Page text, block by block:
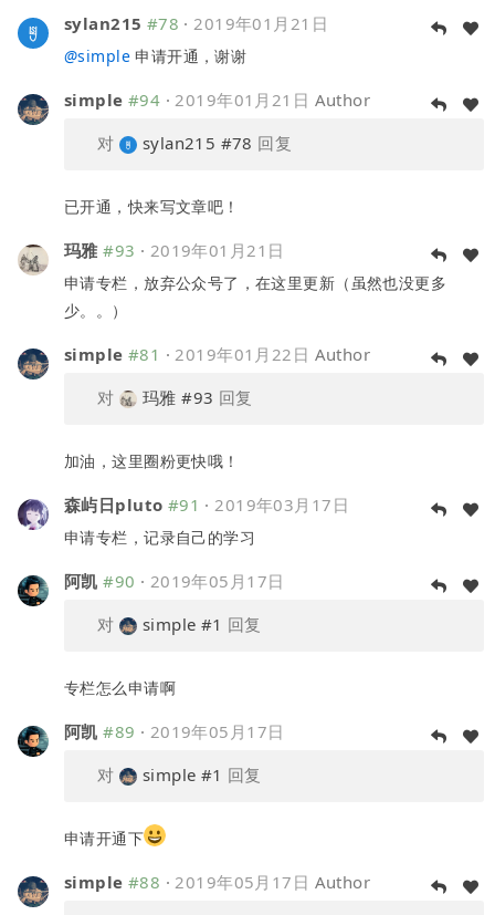
sylan215 #78 · 2019年01月21日
@simple申请开通，谢谢
simple #94 · 2019年01月21日 Author
对
sylan215 #78 回复
已开通，快来写文章吧！
玛雅 #93 · 2019年01月21日
申请专栏，放弃公众号了，在这里更新（虽然也没更多
少。。）
simple #81 · 2019年01月22日 Author
对
玛雅 #93 回复
加油，这里圈粉更快哦！
森屿日pluto #91 · 2019年03月17日
申请专栏，记录自己的学习
阿凯 #90 · 2019年05月17日
对
simple #1 回复
专栏怎么申请啊
阿凯 #89 · 2019年05月17日
对
simple #1 回复
申请开通下
simple #88 · 2019年05月17日 Author